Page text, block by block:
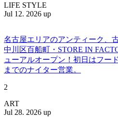
LIFE STYLE
Jul 12. 2026 up
名古屋エリアのアンティーク、
中川区百船町・STORE IN
ューアルオープン！初日はフー
までのナイター営業。
2
ART
Jul 28. 2026 up